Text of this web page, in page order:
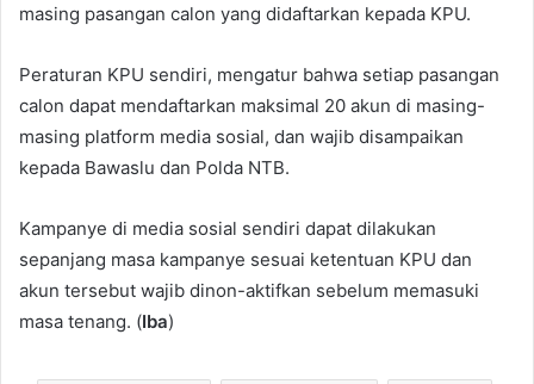
masing pasangan calon yang didaftarkan kepada KPU.
Peraturan KPU sendiri, mengatur bahwa setiap pasangan
calon dapat mendaftarkan maksimal 20 akun di masing-
masing platform media sosial, dan wajib disampaikan
kepada Bawaslu dan Polda NTB.
Kampanye di media sosial sendiri dapat dilakukan
sepanjang masa kampanye sesuai ketentuan KPU dan
akun tersebut wajib dinon-aktifkan sebelum memasuki
masa tenang. (Iba)